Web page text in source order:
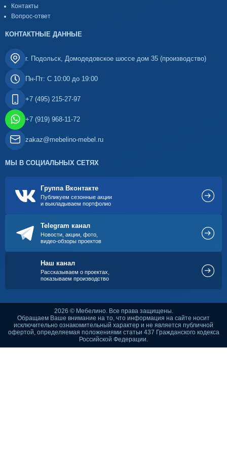
Контакты
Вопрос-ответ
КОНТАКТНЫЕ ДАННЫЕ
г. Подольск, Домодедовское шоссе дом 35 (производство)
Пн-Пт: С 10:00 до 19:00
+7 (495) 215-27-97
+7 (919) 968-11-72
zakaz@mebelino-mebel.ru
МЫ В СОЦИАЛЬНЫХ СЕТЯХ
Группа Вконтакте
Публикуем сезонные акции
и выкладываем портфолио
Telegram канал
Новости, акции, фото,
видео-обзоры проектов
Наш канал
Рассказываем о проектах,
показываем производство
2026 © Мебелино. Все права защищены.
Обращаем Ваше внимание на то, что информация на сайте носит
исключительно ознакомительный характер и не является публичной
офертой, определяемая положениями статьи 437 Гражданского кодекса
Российской Федерации.